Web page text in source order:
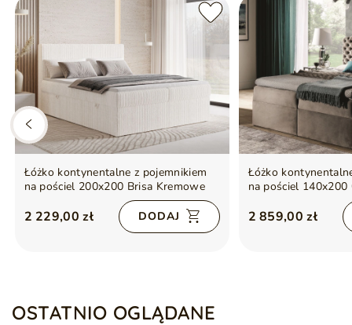
Łóżko kontynentalne z pojemnikiem
na pościel 200x200 Brisa Kremowe
2 229,00 zł DODAJ
Łóżko
na pościel 140x200
2 859,00 zł
OSTATNIO OGLĄDANE